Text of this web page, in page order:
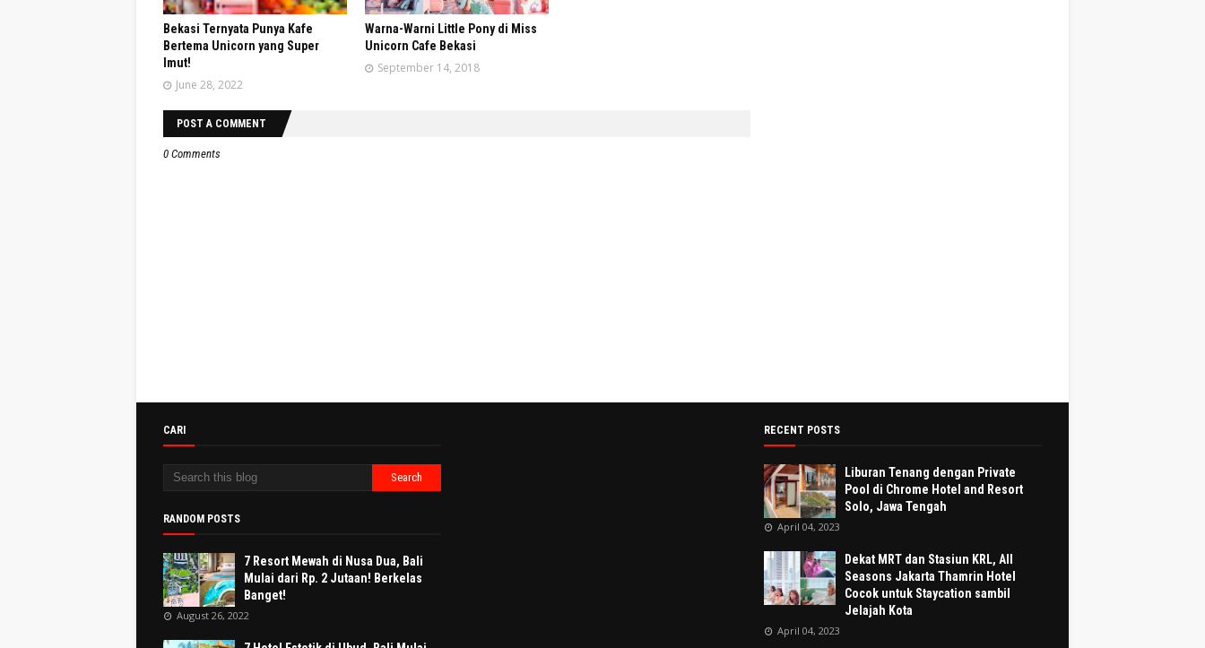
Bekasi Ternyata Punya Kafe
Bertema Unicorn yang Super
Imut!
June 28, 2022
Warna-Warni Little Pony di Miss
Unicorn Cafe Bekasi
September 14, 2018
POST A COMMENT
0 Comments
CARI
RANDOM POSTS
7 Resort Mewah di Nusa Dua, Bali
Mulai dari Rp. 2 Jutaan! Berkelas
Banget!
August 26, 2022
RECENT POSTS
Liburan Tenang dengan Private
Pool di Chrome Hotel and Resort
Solo, Jawa Tengah
April 04, 2023
Dekat MRT dan Stasiun KRL, All
Seasons Jakarta Thamrin Hotel
Cocok untuk Staycation sambil
Jelajah Kota
April 04, 2023